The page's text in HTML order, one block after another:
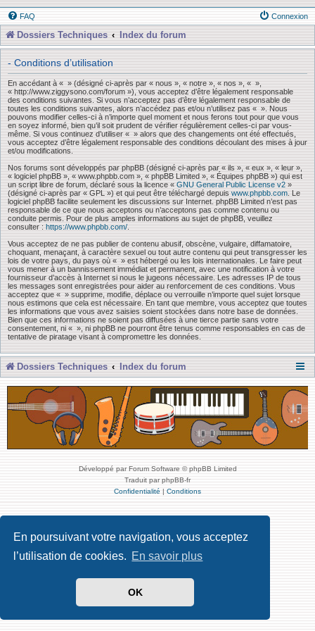
En poursuivant votre navigation, vous acceptez
l’utilisation de cookies. En savoir plus
OK
FAQ Connexion
Dossiers Techniques Index du forum
- Conditions d’utilisation
En accédant à « » (désigné ci-après par « nous », « notre », « nos », « »,
« http://www.ziggysono.com/forum »), vous acceptez d’être légalement responsable
des conditions suivantes. Si vous n’acceptez pas d’être légalement responsable de
toutes les conditions suivantes, alors n’accédez pas et/ou n’utilisez pas « ». Nous
pouvons modifier celles-ci à n’importe quel moment et nous ferons tout pour que vous
en soyez informé, bien qu’il soit prudent de vérifier régulièrement celles-ci par vous-
même. Si vous continuez d’utiliser « » alors que des changements ont été effectués,
vous acceptez d’être légalement responsable des conditions découlant des mises à jour
et/ou modifications.
Nos forums sont développés par phpBB (désigné ci-après par « ils », « eux », « leur »,
« logiciel phpBB », « www.phpbb.com », « phpBB Limited », « Équipes phpBB ») qui est
un script libre de forum, déclaré sous la licence « GNU General Public License v2 »
(désigné ci-après par « GPL ») et qui peut être téléchargé depuis www.phpbb.com . Le
logiciel phpBB facilite seulement les discussions sur Internet. phpBB Limited n’est pas
responsable de ce que nous acceptons ou n’acceptons pas comme contenu ou
conduite permis. Pour de plus amples informations au sujet de phpBB, veuillez
consulter : https://www.phpbb.com/
Vous acceptez de ne pas publier de contenu abusif, obscène, vulgaire, diffamatoire,
choquant, menaçant, à caractère sexuel ou tout autre contenu qui peut transgresser les
lois de votre pays, du pays où « » est hébergé ou les lois internationales. Le faire peut
vous mener à un bannissement immédiat et permanent, avec une notification à votre
fournisseur d’accès à Internet si nous le jugeons nécessaire. Les adresses IP de tous
les messages sont enregistrées pour aider au renforcement de ces conditions. Vous
acceptez que « » supprime, modifie, déplace ou verrouille n’importe quel sujet lorsque
nous estimons que cela est nécessaire. En tant que membre, vous acceptez que toutes
les informations que vous avez saisies soient stockées dans notre base de données.
Bien que ces informations ne soient pas diffusées à une tierce partie sans votre
consentement, ni « », ni phpBB ne pourront être tenus comme responsables en cas de
tentative de piratage visant à compromettre les données.
Dossiers Techniques Index du forum
Développé par Forum Software © phpBB Limited
Traduit par phpBB-fr
Confidentialité | Conditions